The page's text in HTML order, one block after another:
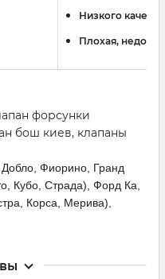
Низкого
Плохая,
форсунки
бош киев, клапаны
Фиорино, Гранд
Кубо, Страда), Форд Ка,
Корса, Мерива),